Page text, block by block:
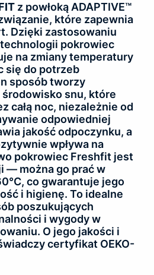
z powłoką ADAPTIVE™
które zapewnia
Dzięki zastosowaniu
pokrowiec
na zmiany temperatury
się do potrzeb
sposób tworzy
snu, które
całą noc, niezależnie od
odpowiedniej
jakość odpoczynku, a
wpływa na
pokrowiec Freshfit jest
— można go prać w
co gwarantuje jego
i higienę. To idealne
poszukujących
i wygody w
O jego jakości i
certyfikat OEKO-